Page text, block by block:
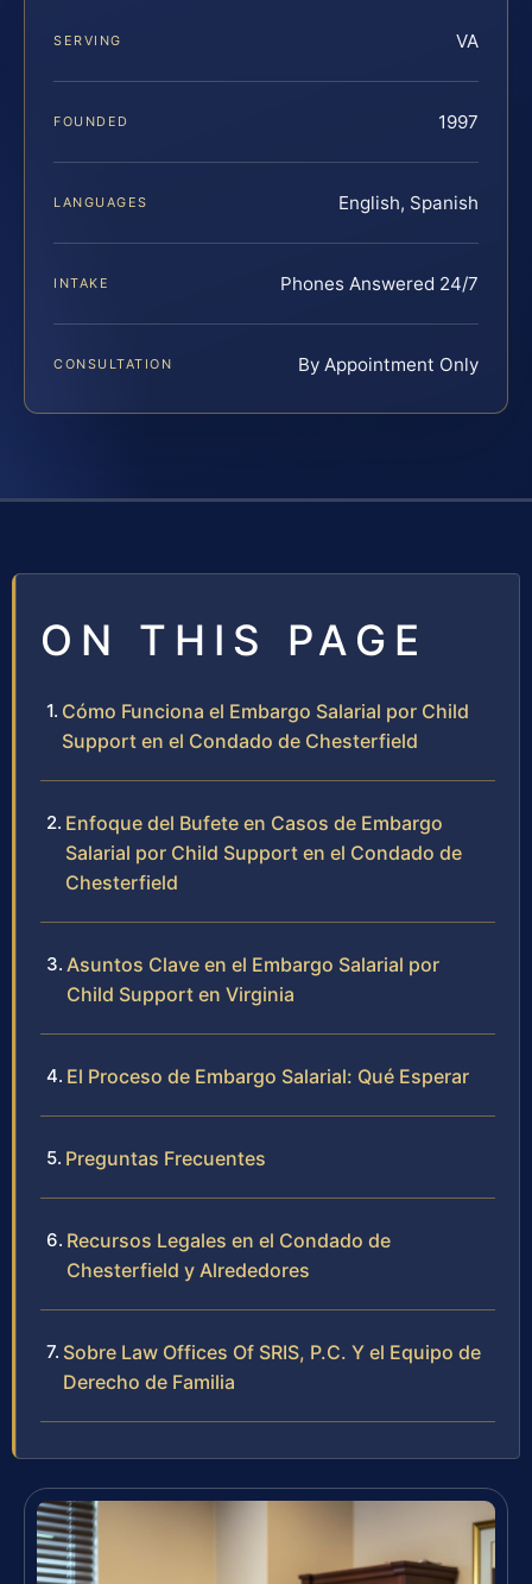
SERVING VA
FOUNDED 1997
LANGUAGES English, Spanish
INTAKE Phones Answered 24/7
CONSULTATION By Appointment Only
ON THIS PAGE
Cómo Funciona el Embargo Salarial por Child
Support en el Condado de Chesterfield
Enfoque del Bufete en Casos de Embargo
Salarial por Child Support en el Condado de
Chesterfield
Asuntos Clave en el Embargo Salarial por
Child Support en Virginia
El Proceso de Embargo Salarial: Qué Esperar
Preguntas Frecuentes
Recursos Legales en el Condado de
Chesterfield y Alrededores
Sobre Law Offices Of SRIS, P.C. Y el Equipo de
Derecho de Familia